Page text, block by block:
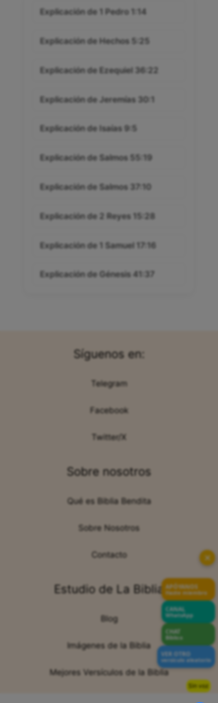
Sin voz
Explicación de 1 Pedro 1:14
Explicación de Hechos 5:25
Explicación de Ezequiel 36:22
Explicación de Jeremías 30:1
Explicación de Isaías 9:5
Explicación de Salmos 55:19
Explicación de Salmos 37:10
Explicación de 2 Reyes 15:28
Explicación de 1 Samuel 17:16
Explicación de Génesis 41:37
Síguenos en:
Telegram
Facebook
Twitter/X
Sobre nosotros
Qué es Biblia Bendita
Sobre Nosotros
Contacto
Estudio de La Biblia
Blog
Imágenes de la Biblia
Mejores Versículos de la Biblia
✕
APÓYANOS
Hazte miembro
CANAL
WhatsApp
CHAT
Bíblico
VER OTRO
versículo aleatorio